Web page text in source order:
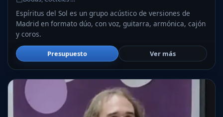
Espíritus del Sol es un grupo acústico de versiones de
Madrid en formato dúo, con voz, guitarra, armónica, cajón
y coros.
Presupuesto Ver más